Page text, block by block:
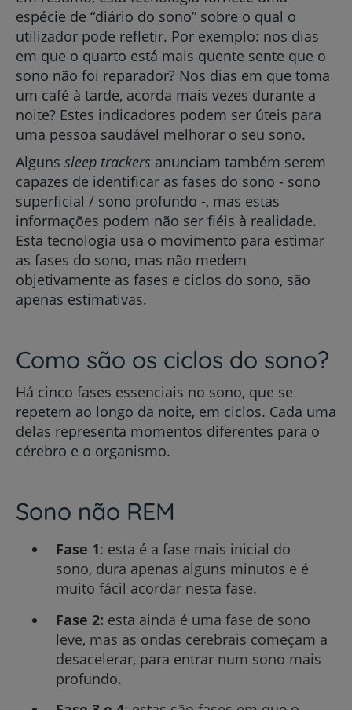
espécie de “diário do sono” sobre o qual o
utilizador pode refletir. Por exemplo: nos dias
em que o quarto está mais quente sente que o
sono não foi reparador? Nos dias em que toma
um café à tarde, acorda mais vezes durante a
noite? Estes indicadores podem ser úteis para
uma pessoa saudável melhorar o seu sono.
Alguns sleep trackers anunciam também serem
capazes de identificar as fases do sono - sono
superficial / sono profundo -, mas estas
informações podem não ser fiéis à realidade.
Esta tecnologia usa o movimento para estimar
as fases do sono, mas não medem
objetivamente as fases e ciclos do sono, são
apenas estimativas.
Como são os ciclos do sono?
Há cinco fases essenciais no sono, que se
repetem ao longo da noite, em ciclos. Cada uma
delas representa momentos diferentes para o
cérebro e o organismo.
Sono não REM
Fase 1: esta é a fase mais inicial do
sono, dura apenas alguns minutos e é
muito fácil acordar nesta fase.
Fase 2: esta ainda é uma fase de sono
leve, mas as ondas cerebrais começam a
desacelerar, para entrar num sono mais
profundo.